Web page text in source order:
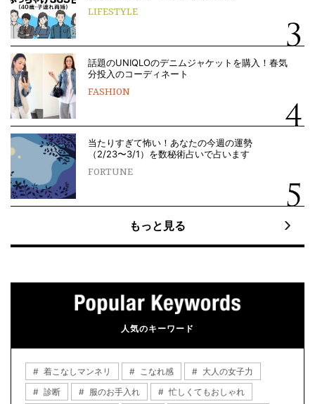
LIFESTYLE
話題のUNIQLOのデニムジャケットを購入！春気
分投入のコーディネート
FASHION
当たりすぎて怖い！あなたの今週の運勢
（2/23〜3/1）を数秘術占いで占います
FORTUNE
もっと見る
人気のキーワード
着こなしマンネリ こなれ感
大人の女子力
診断
服のお手入れ
忙しくてもおしゃれ